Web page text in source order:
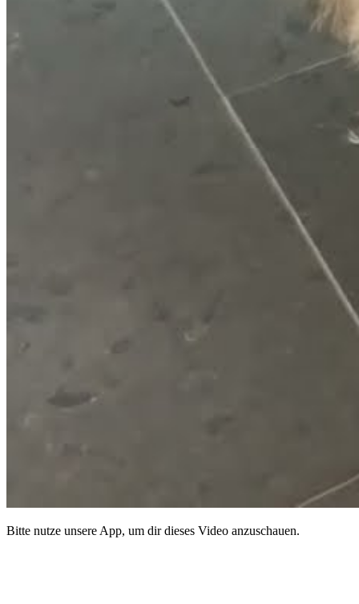
Bitte nutze unsere App, um dir dieses Video anzuschauen.